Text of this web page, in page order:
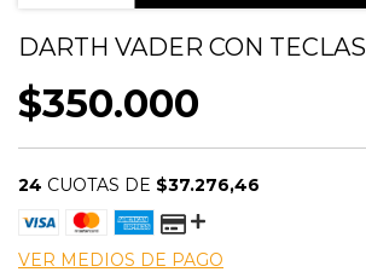
DARTH VADER CON TECLAS
$350.000
24 CUOTAS DE $37.276,46
VER MEDIOS DE PAGO